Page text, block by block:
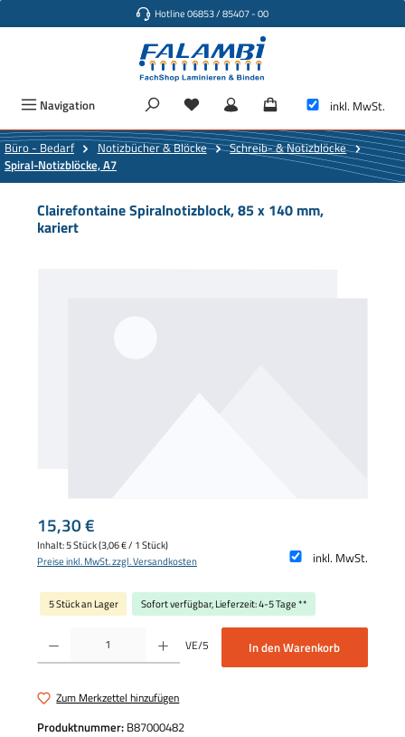
Hotline 06853 / 85407 - 00
Navigation inkl. MwSt.
Büro - Bedarf Notizbücher & Blöcke
Schreib- & Notizblöcke
Spiral-Notizblöcke, A7
Clairefontaine Spiralnotizblock, 85 x 140 mm,
kariert
Regulärer Preis:
15,30 €
Inhalt:5 Stück(3,06 € / 1 Stück)
inkl. MwSt.
Preise inkl. MwSt. zzgl. Versandkosten
5 Stück an Lager Sofort verfügbar, Lieferzeit: 4-5 Tage **
Produkt Anzahl: Gib den gewünschten Wert ein oder benutze die Schaltflächen um
VE/5 In den Warenkorb
Zum Merkzettel hinzufügen
Produktnummer: B87000482